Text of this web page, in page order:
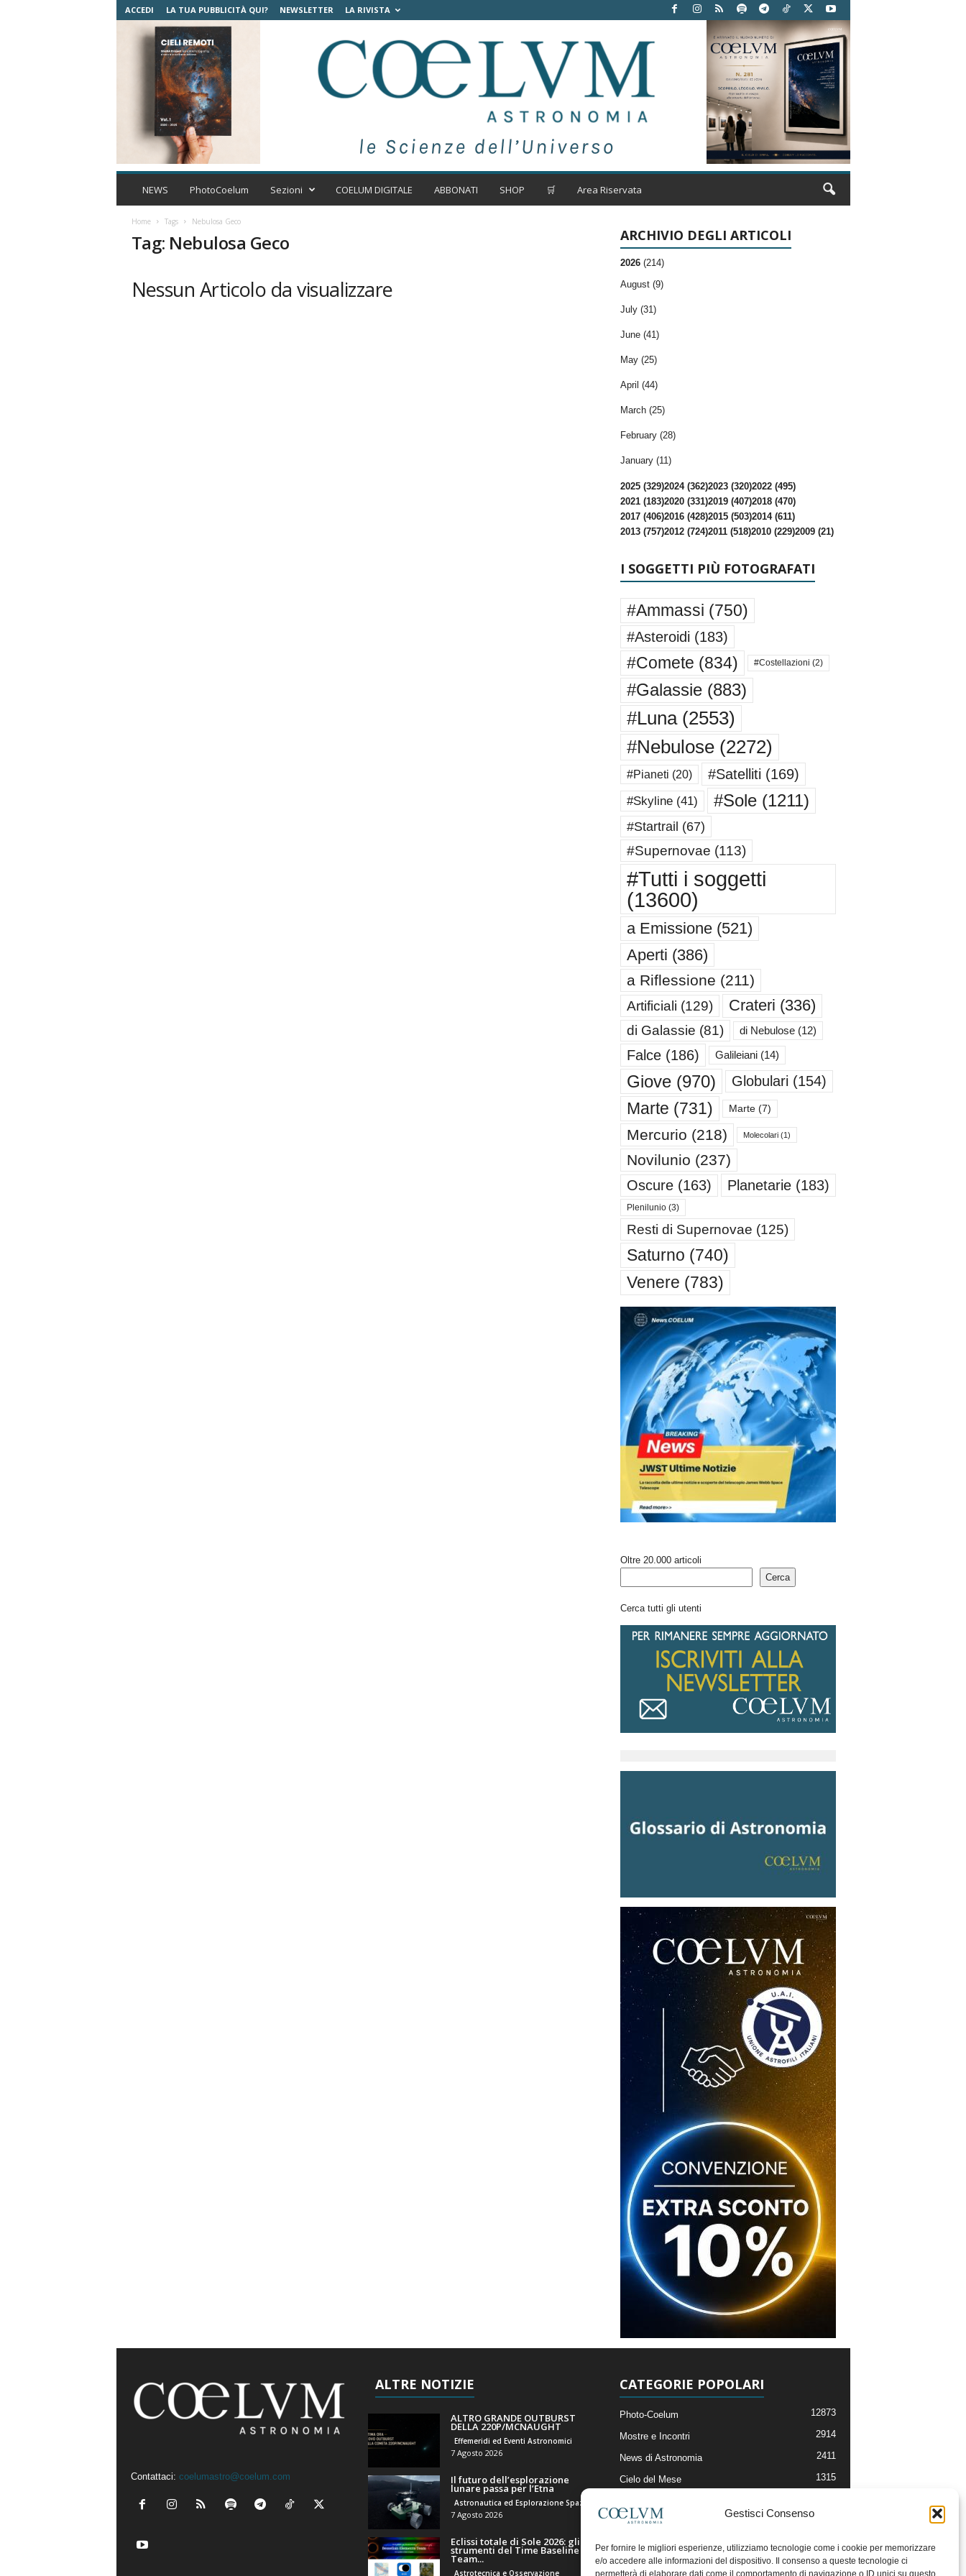
Gestisci Consenso
Per fornire le migliori esperienze, utilizziamo tecnologie come i cookie per memorizzare
e/o accedere alle informazioni del dispositivo. Il consenso a queste tecnologie ci
permetterà di elaborare dati come il comportamento di navigazione o ID unici su questo
ACCEDI LA TUA PUBBLICITÀ QUI? NEWSLETTER LA RIVISTA
C
m
t
NEWS PhotoCoelum Sezioni COELUM DIGITALE ABBONATI SHOP 🛒 Area Riservata
Home Tags Nebulosa Geco
Tag: Nebulosa Geco
Nessun Articolo da visualizzare
ARCHIVIO DEGLI ARTICOLI
2026 (214)
August (9)
July (31)
June (41)
May (25)
April (44)
March (25)
February (28)
January (11)
2025 (329)2024 (362)2023 (320)2022 (495)
2021 (183)2020 (331)2019 (407)2018 (470)
2017 (406)2016 (428)2015 (503)2014 (611)
2013 (757)2012 (724)2011 (518)2010 (229)2009 (21)
I SOGGETTI PIÙ FOTOGRAFATI
#Ammassi (750)
#Asteroidi (183)
#Comete (834) #Costellazioni (2)
#Galassie(883)
#Luna(2553)
#Nebulose(2272)
#Pianeti (20) #Satelliti (169)
#Skyline(41) #Sole(1211)
#Startrail (67)
#Supernovae (113)
#Tutti i soggetti
(13600)
a Emissione(521)
Aperti (386)
a Riflessione (211)
Artificiali (129) Crateri (336)
di Galassie (81) di Nebulose(12)
Falce(186) Galileiani(14)
Giove(970) Globulari (154)
Marte (731) Marte(7)
Mercurio (218) Molecolari(1)
Novilunio (237)
Oscure(163) Planetarie(183)
Plenilunio(3)
Resti di Supernovae (125)
Saturno (740)
Venere (783)
Oltre 20.000 articoli
Cerca
Cerca tutti gli utenti
Contattaci: coelumastro@coelum.com
ALTRE NOTIZIE
ALTRO GRANDE OUTBURST
DELLA 220P/MCNAUGHT
Effemeridi ed Eventi Astronomici
7 Agosto 2026
Il futuro dell’esplorazione
lunare passa per l’Etna
7 Agosto 2026
Eclissi totale di Sole 2026: gli
strumenti del Time Baseline
Team...
Astrotecnica e Osservazione
CATEGORIE POPOLARI
Photo-Coelum 12873
Mostre e Incontri 2914
News di Astronomia 2411
Cielo del Mese 1315
Articoli e Risorse On-Line
Il Blog della Redazione